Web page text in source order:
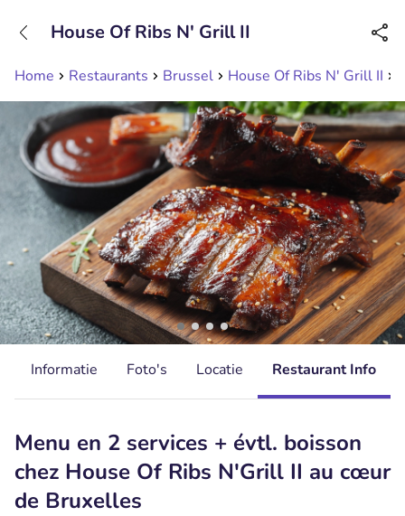
Bereikbaar tot 23:00 uur
Home Restaurants Brussel House Of Ribs N' Grill II
House Of Ribs N' Grill II
Informatie Foto's Locatie Restaurant Info
Menu en 2 services + évtl. boisson
chez House Of Ribs N'Grill II au cœur
de Bruxelles